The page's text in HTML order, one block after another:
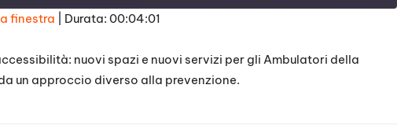
finestra Durata: 00:04:01
nuovi spazi e nuovi servizi per gli Ambulatori della
un approccio diverso alla prevenzione.